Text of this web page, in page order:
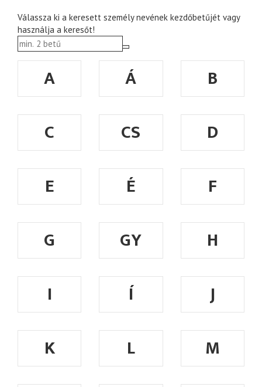
Válassza ki a keresett személy nevének kezdőbetűjét vagy
használja a keresőt!
A Á
B
C
CS
D
E
É
F
G
GY
H
I
Í
J
K
L
M